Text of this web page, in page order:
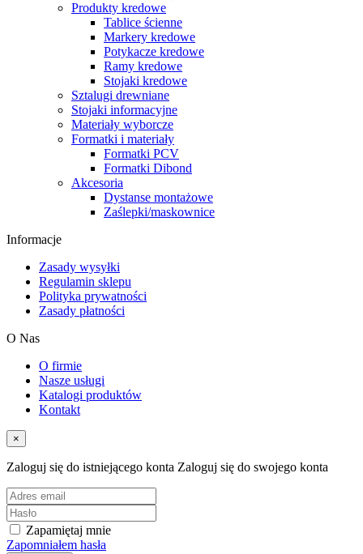
Produkty kredowe
Tablice ścienne
Markery kredowe
Potykacze kredowe
Ramy kredowe
Stojaki kredowe
Sztalugi drewniane
Stojaki informacyjne
Materiały wyborcze
Formatki i materiały
Formatki PCV
Formatki Dibond
Akcesoria
Dystanse montażowe
Zaślepki/maskownice
Informacje
Zasady wysyłki
Regulamin sklepu
Polityka prywatności
Zasady płatności
O Nas
O firmie
Nasze usługi
Katalogi produktów
Kontakt
×
Zaloguj się do istniejącego konta Zaloguj się do swojego konta
Zapamiętaj mnie
Zapomniałem hasła